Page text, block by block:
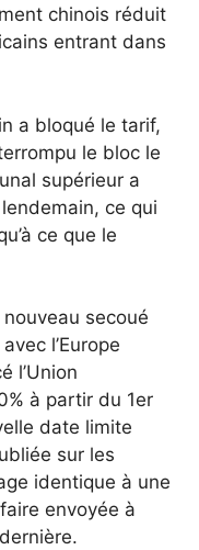
chinois réduit
entrant dans
a bloqué le tarif,
le bloc le
supérieur a
ce qui
ce que le
secoué
l’Europe
l’Union
à partir du 1er
date limite
sur les
identique à une
envoyée à